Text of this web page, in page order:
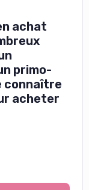
achat
primo-
connaître
acheter